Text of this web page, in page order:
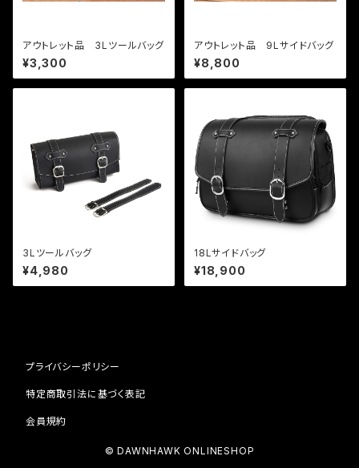
アウトレット品 3Lツールバッグ
¥3,300
アウトレット品 9Lサイドバッグ
¥8,800
3Lツールバッグ
¥4,980
18Lサイドバッグ
¥18,900
プライバシーポリシー
特定商取引法に基づく表記
会員規約
© DAWNHAWK ONLINESHOP